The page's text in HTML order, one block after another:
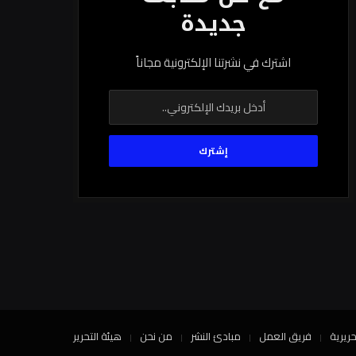
جديدة
اشترك في نشرتنا الإلكترونية مجاناً
فريق العمل مبادئ النشر من نحن هيئة التحرير